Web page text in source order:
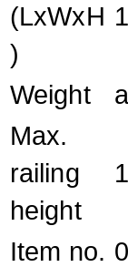
(LxWxH
)
Weight
Max.
railing
height
Item no.